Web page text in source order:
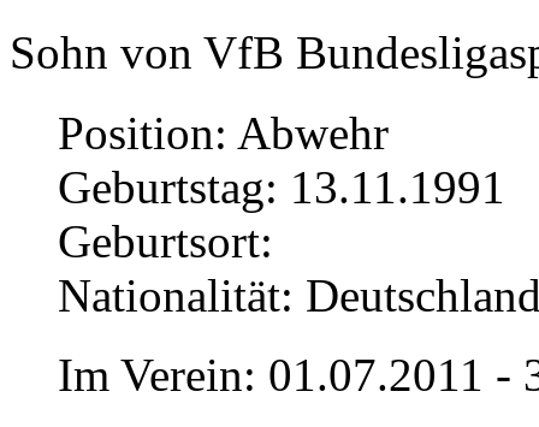
Sohn von VfB
Position: Abwehr
Geburtstag: 13.11.1991
Geburtsort:
Nationalität:
Im Verein: 01.07.2011 -